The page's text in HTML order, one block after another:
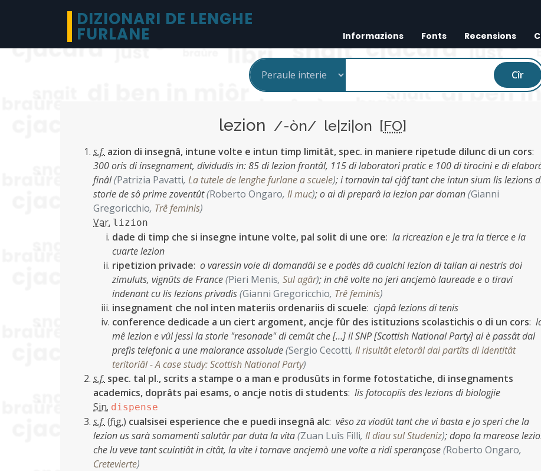
DIZIONARI DE LENGHE
FURLANE Informazions Fonts Recensions
Cîr
lezion /-òn/ le|zi|on [FO]
s.f. azion di insegnâ, intune volte e intun timp limitât, spec. in maniere ripetude dilunc di un cors:
300 oris di insegnament, dividudis in: 85 di lezion frontâl, 115 di laboratori pratic e 100 di tirocini e di
finâl(Patrizia Pavatti, La tutele de lenghe furlane a scuele);i tornavin tal cjâf tant che intun sium lis lezions
storie de sô prime zoventût(Roberto Ongaro, Il muc);o ai di preparâ la lezion par doman(Gianni
Gregoricchio, Trê feminis)
Var. lizion
dade di timp che si insegne intune volte, pal solit di une ore: la ricreazion e je tra la tierce e la
cuarte lezion
ripetizion privade: o varessin voie di domandâi se e podès dâ cualchi lezion di talian ai nestris doi
zimuluts, vignûts de France(Pieri Menis, Sul agâr);in chê volte no jeri ancjemò laureade e o tiravi
indenant cu lis lezions privadis(Gianni Gregoricchio, Trê feminis)
insegnament che nol inten materiis ordenariis di scuele: cjapâ lezions di tenis
conference dedicade a un ciert argoment, ancje fûr des istituzions scolastichis o di un cors:
mê lezion e vûl jessi la storie "resonade" di cemût che […] il SNP [Scottish National Party] al è passât dal
prefìs telefonic a une maiorance assolude(Sergio Cecotti, Il risultât eletorâl dai partîts di identitât
teritoriâl - A case study: Scottish National Party)
s.f. spec. tal pl., scrits a stampe o a man e produsûts in forme fotostatiche, di insegnaments
academics, doprâts pai esams, o ancje notis di students: lis fotocopiis des lezions di biologjie
Sin. dispense
s.f. (fig.) cualsisei esperience che e puedi insegnâ alc: vêso za viodût tant che vi basta e jo speri che la
lezion us sarà somamenti salutâr par duta la vita(Zuan Luîs Filli, Il diau sul Studeniz);dopo la mareose
che lu veve tant scuintiât in citât, la vite i tornave ancjemò une volte a ridi sperançose(Roberto Ongaro,
Cretevierte)